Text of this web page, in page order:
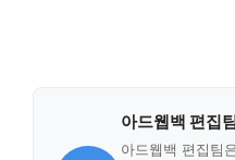
아드웹백 편집팀
아드웹백 편집팀